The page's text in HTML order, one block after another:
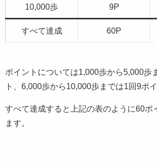
10,000歩 9P
すべて達成 60P
ポイントについては1,000歩から5,000歩
ト、6,000歩から10,000歩までは1回9ポ
すべて達成すると上記の表のように60ポ
ます。